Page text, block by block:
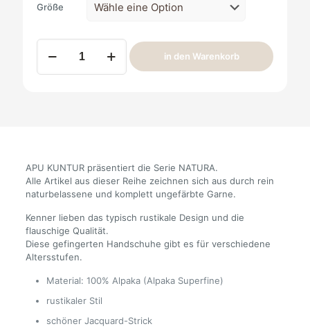
Größe
Handschuhe
Kinder
Faust
in den Warenkorb
APU KUNTUR präsentiert die Serie NATURA.
Alle Artikel aus dieser Reihe zeichnen sich aus durch rein
naturbelassene und komplett ungefärbte Garne.
Kenner lieben das typisch rustikale Design und die
flauschige Qualität.
Diese gefingerten Handschuhe gibt es für verschiedene
Altersstufen.
Material: 100% Alpaka (Alpaka Superfine)
rustikaler Stil
schöner Jacquard-Strick